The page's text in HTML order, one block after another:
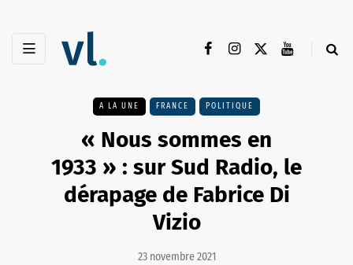
A LA UNE FRANCE POLITIQUE
« Nous sommes en
1933 » : sur Sud Radio, le
dérapage de Fabrice Di
Vizio
23 novembre 2021